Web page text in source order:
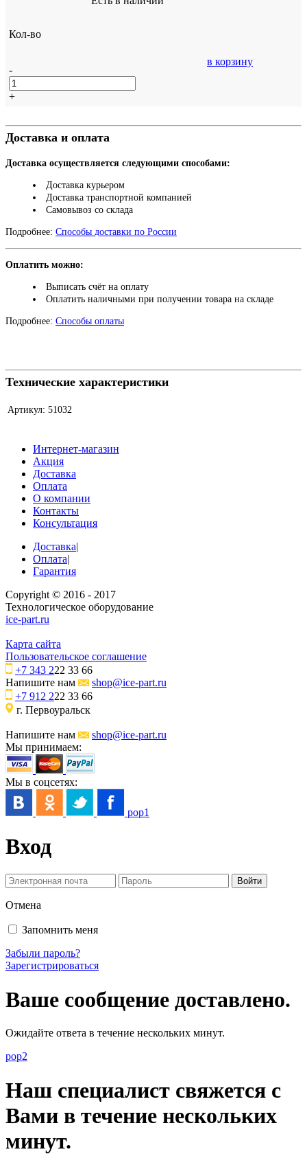
Кол-во
-
+
в корзину
Доставка и оплата
Доставка осуществляется следующими способами:
Доставка курьером
Доставка транспортной компанией
Самовывоз со склада
Подробнее: Способы доставки по России
Оплатить можно:
Выписать счёт на оплату
Оплатить наличными при получении товара на складе
Подробнее: Способы оплаты
Технические характеристики
Артикул: 51032
Интернет-магазин
Акция
Доставка
Оплата
О компании
Контакты
Консультация
Доставка|
Оплата|
Гарантия
Copyright © 2016 - 2017
Технологическое оборудование
ice-part.ru
Карта сайта
Пользовательское соглашение
+7 343 222 33 66
Напишите нам
shop@ice-part.ru
+7 912 222 33 66
г. Первоуральск
Напишите нам
shop@ice-part.ru
Мы принимаем:
Мы в соцсетях:
pop1
Вход
Отмена
Запомнить меня
Забыли пароль?
Зарегистрироваться
Ваше сообщение доставлено.
Ожидайте ответа в течение нескольких минут.
pop2
Наш специалист свяжется с
Вами в течение нескольких
минут.